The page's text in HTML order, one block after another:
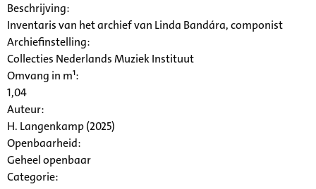
Beschrijving:
Inventaris van het archief van Linda Bandára, componist
Archiefinstelling:
Collecties Nederlands Muziek Instituut
Omvang in m¹:
1,04
Auteur:
H. Langenkamp (2025)
Openbaarheid:
Geheel openbaar
Categorie: